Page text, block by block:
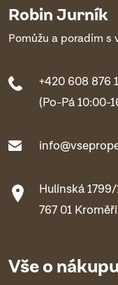
Robin Jurník
Pomůžu a poradím s
+420 608 876
(Po-Pá 10:00-
Hulínská 1799/
767 01
Vše o nákupu